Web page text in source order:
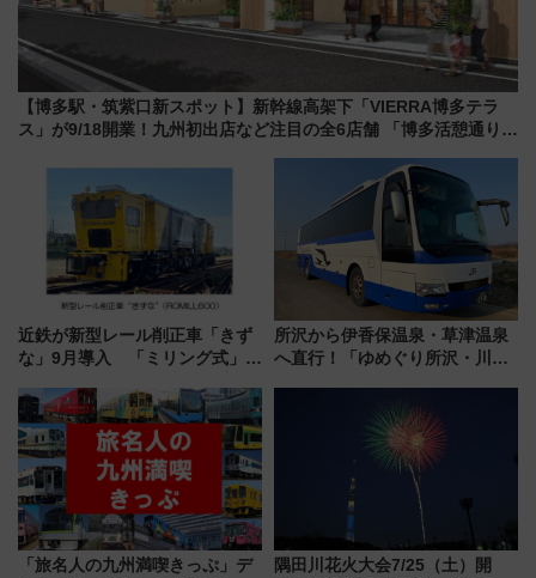
【博多駅・筑紫口新スポット】新幹線高架下「VIERRA博多テラ
ス」が9/18開業！九州初出店など注目の全6店舗 「博多活憩通り」
近鉄が新型レール削正車「きず
な」9月導入 「ミリング式」採
化！安全性や乗り心地の向上に
貢献するだけでなく、全線区で
活躍するための仕組みも
所沢から伊香保温泉・草津温泉
へ直行！「ゆめぐり所沢・川越
軽に 運行ダイヤ・運賃を解説
「旅名人の九州満喫きっぷ」デ
隅田川花火大会7/25（土）開